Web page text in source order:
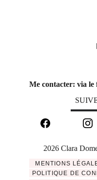
Me contacter: via
2026 Clara
MENTIONS
POLITIQUE DE